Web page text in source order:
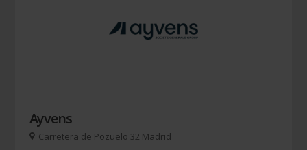
Ayvens
Carretera de Pozuelo 32 Madrid